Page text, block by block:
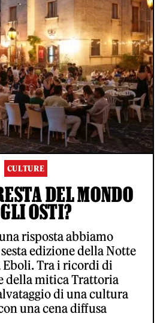
CULTURE
DEL MONDO
OSTI?
risposta abbiamo
edizione della Notte
Eboli. Tra i ricordi di
della mitica Trattoria
di una cultura
una cena diffusa